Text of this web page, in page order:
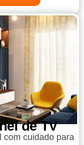
de TV
com cuidado para